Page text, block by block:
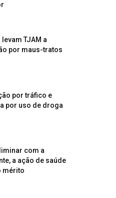
TJAM a
por maus-tratos
por tráfico e
por uso de droga
com a
a ação de saúde
mérito